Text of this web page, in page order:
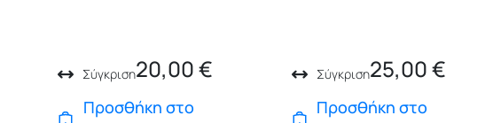
Σύγκριση20,00€
Προσθήκη στο
Σύγκριση25,00€
Προσθήκη στο